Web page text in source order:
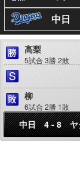
中日
高梨
5試合 3勝 2敗
柳
6試合 2勝 1敗
中日 4 - 8 ヤ